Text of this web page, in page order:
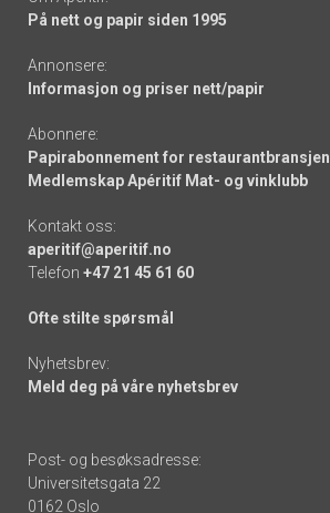
På nett og papir siden 1995
Annonsere:
Informasjon og priser nett/papir
Abonnere:
Papirabonnement for restaurantbransjen
Medlemskap Apéritif Mat- og vinklubb
Kontakt oss:
aperitif@aperitif.no
Telefon +47 21 45 61 60
Ofte stilte spørsmål
Nyhetsbrev:
Meld deg på våre nyhetsbrev
Post- og besøksadresse:
Universitetsgata 22
0162 Oslo